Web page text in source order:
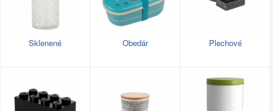
Sklenené Obedár Plechové